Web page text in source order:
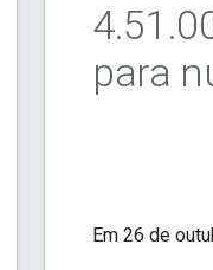
4.51 .
para
Em 26 de